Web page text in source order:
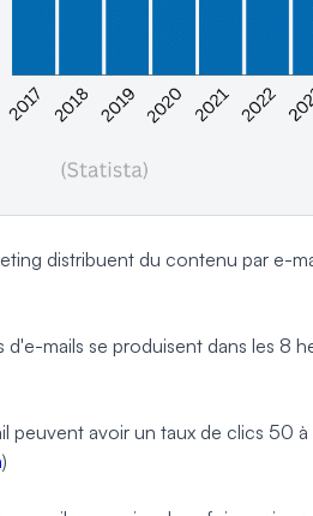
distribuent du contenu par e-
mails se produisent dans les 8
peuvent avoir un taux de clics 50
)